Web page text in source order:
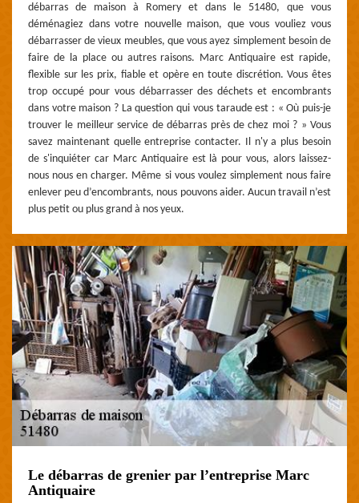
débarras de maison à Romery et dans le 51480, que vous
déménagiez dans votre nouvelle maison, que vous vouliez vous
débarrasser de vieux meubles, que vous ayez simplement besoin de
faire de la place ou autres raisons. Marc Antiquaire est rapide,
flexible sur les prix, fiable et opère en toute discrétion. Vous êtes
trop occupé pour vous débarrasser des déchets et encombrants
dans votre maison ? La question qui vous taraude est : « Où puis-je
trouver le meilleur service de débarras près de chez moi ? » Vous
savez maintenant quelle entreprise contacter. Il n'y a plus besoin
de s'inquiéter car Marc Antiquaire est là pour vous, alors laissez-
nous nous en charger. Même si vous voulez simplement nous faire
enlever peu d’encombrants, nous pouvons aider. Aucun travail n’est
plus petit ou plus grand à nos yeux.
Le débarras de grenier par l’entreprise Marc
Antiquaire